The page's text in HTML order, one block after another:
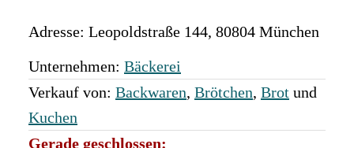
Adresse: Leopoldstraße 144, 80804 München
Unternehmen: Bäckerei
Verkauf von: Backwaren, Brötchen, Brot und
Kuchen
Gerade geschlossen: